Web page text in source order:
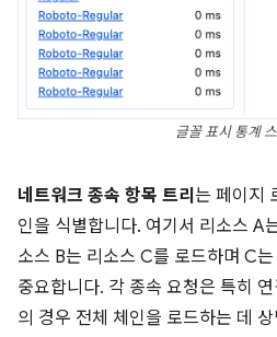
글꼴 표시 통계
네트워크 종속 항목 트리 는 페이지
인을 식별합니다. 여기서 리소스 A
소스 B는 리소스 C를 로드하며 C
중요합니다. 각 종속 요청은 특히
의 경우 전체 체인을 로드하는 데